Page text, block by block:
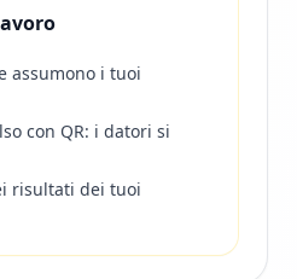
assumono i tuoi
con QR: i datori si
risultati dei tuoi